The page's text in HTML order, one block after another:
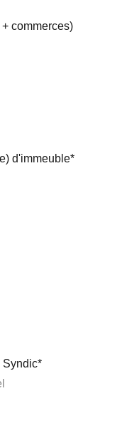
commerces)
d'immeuble*
Syndic*